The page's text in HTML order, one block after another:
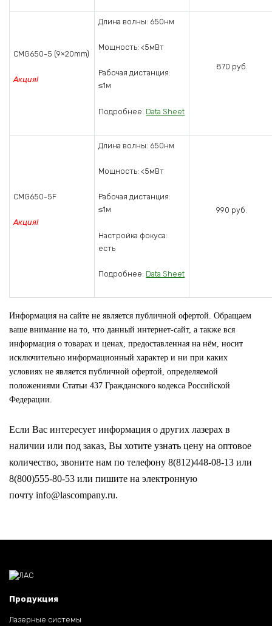
CMG650-5 (9×20mm)
Акция!
Длина волны: 650нм
Мощность: <5мВт
Рабочая дистанция:
≤1м
Подробнее: Data Sheet
870 руб.
CMG650-5F
Акция!
Длина волны: 650нм
Мощность: <5мВт
Рабочая дистанция:
≤1м
Настройка фокуса:
есть
Подробнее: Data Sheet
990 руб.
Информация на сайте не является публичной офертой. Обращаем
ваше внимание на то, что данный интернет-сайт, а также вся
информация о товарах и ценах, предоставленная на нём, носит
исключительно информационный характер и ни при каких
условиях не является публичной офертой, определяемой
положениями Статьи 437 Гражданского кодекса Российской
Федерации.
Если Вас интересует информация о других лазерах в
наличии или под заказ, Вы хотите узнать цену на оптовое
количество, звоните нам по телефону 8(812)448-08-13 или
8(800)555-80-53 или пишите на электронную
почту info@lascompany.ru.
Продукция
Лазерные системы